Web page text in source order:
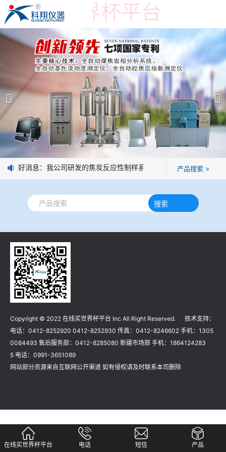
在线买世界杯平台
在线买世界杯平台
产品展示 ＞
焦炭高温性能检测系统
焦化行业检测及优化配煤设备
球团矿/烧结矿/块矿高温冶金性能检测系统
烧结/球团优化配矿研究设备
高炉配吹煤检测设备
冶金石灰活性度测定仪
矿石、焦炭物理检测及制样设备
工业分析、测硫仪等
公司简介
在线买世界杯平台
企业业绩
技术交流
视频观赏
企业荣誉
在线买世界杯平台
好消息：我公司研发的焦炭反应性制样系统，全部制样过程机械
产品搜索 >
搜索
Copyright © 2022 在线买世界杯平台 Inc All Right Reserved. 技术支持：
电话：0412-8252920 0412-8252930 传真：0412-8246602 手机：1305
0084493 售后服务部：0412-8285080 新疆市场部 手机：1864124283
5 电话：0991-3651089
网站部分资源来自互联网公开渠道 如有侵权请及时联系本司删除
在线买世界杯平台 电话 短信 产品